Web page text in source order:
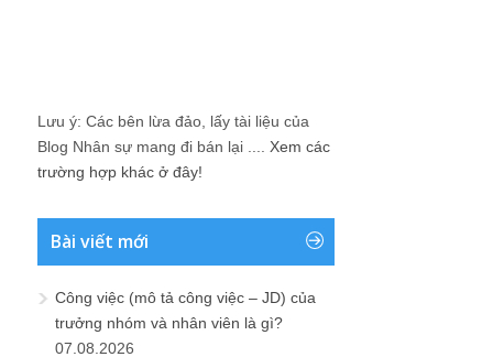
Lưu ý: Các bên lừa đảo, lấy tài liệu của
Blog Nhân sự mang đi bán lại .... Xem các
trường hợp khác ở đây!
Bài viết mới
Công việc (mô tả công việc – JD) của
trưởng nhóm và nhân viên là gì?
07.08.2026